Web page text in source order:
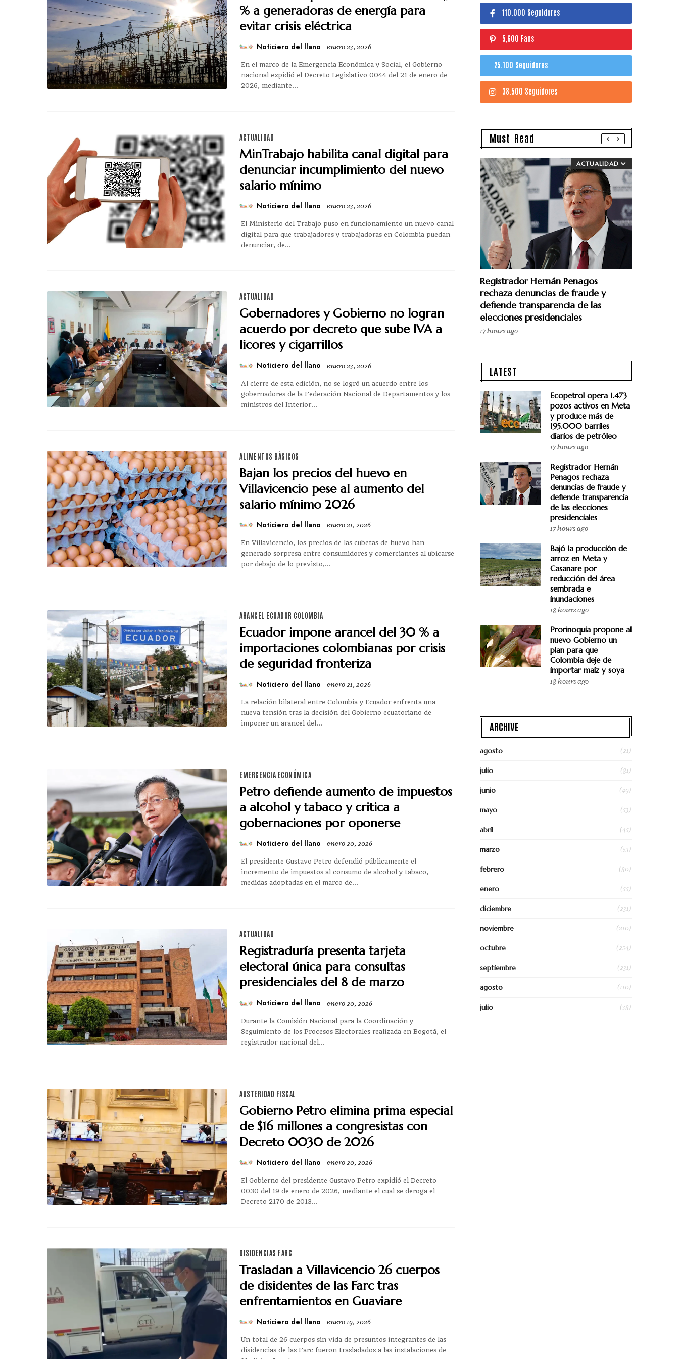
% a generadoras de energía para
evitar crisis eléctrica
Noticiero del llano enero 23, 2026
En el marco de la Emergencia Económica y Social, el Gobierno
nacional expidió el Decreto Legislativo 0044 del 21 de enero de
2026, mediante...
ACTUALIDAD
MinTrabajo habilita canal digital para
denunciar incumplimiento del nuevo
salario mínimo
Noticiero del llano enero 23, 2026
El Ministerio del Trabajo puso en funcionamiento un nuevo canal
digital para que trabajadores y trabajadoras en Colombia puedan
denunciar, de...
ACTUALIDAD
Gobernadores y Gobierno no logran
acuerdo por decreto que sube IVA a
licores y cigarrillos
Noticiero del llano enero 23, 2026
Al cierre de esta edición, no se logró un acuerdo entre los
gobernadores de la Federación Nacional de Departamentos y los
ministros del Interior...
ALIMENTOS BÁSICOS
Bajan los precios del huevo en
Villavicencio pese al aumento del
salario mínimo 2026
Noticiero del llano enero 21, 2026
En Villavicencio, los precios de las cubetas de huevo han
generado sorpresa entre consumidores y comerciantes al ubicarse
por debajo de lo previsto,...
ARANCEL ECUADOR COLOMBIA
Ecuador impone arancel del 30 % a
importaciones colombianas por crisis
de seguridad fronteriza
Noticiero del llano enero 21, 2026
La relación bilateral entre Colombia y Ecuador enfrenta una
nueva tensión tras la decisión del Gobierno ecuatoriano de
imponer un arancel del...
EMERGENCIA ECONÓMICA
Petro defiende aumento de impuestos
a alcohol y tabaco y critica a
gobernaciones por oponerse
Noticiero del llano enero 20, 2026
El presidente Gustavo Petro defendió públicamente el
incremento de impuestos al consumo de alcohol y tabaco,
medidas adoptadas en el marco de...
ACTUALIDAD
Registraduría presenta tarjeta
electoral única para consultas
presidenciales del 8 de marzo
Noticiero del llano enero 20, 2026
Durante la Comisión Nacional para la Coordinación y
Seguimiento de los Procesos Electorales realizada en Bogotá, el
registrador nacional del...
AUSTERIDAD FISCAL
Gobierno Petro elimina prima especial
de $16 millones a congresistas con
Decreto 0030 de 2026
Noticiero del llano enero 20, 2026
El Gobierno del presidente Gustavo Petro expidió el Decreto
0030 del 19 de enero de 2026, mediante el cual se deroga el
Decreto 2170 de 2013...
DISIDENCIAS FARC
Trasladan a Villavicencio 26 cuerpos
de disidentes de las Farc tras
enfrentamientos en Guaviare
Noticiero del llano enero 19, 2026
Un total de 26 cuerpos sin vida de presuntos integrantes de las
disidencias de las Farc fueron trasladados a las instalaciones de
110.000 Seguidores
5,600 Fans
25.100 Seguidores
38.500 Seguidores
Must Read
ACTUALIDAD
Registrador Hernán Penagos
rechaza denuncias de fraude y
defiende transparencia de las
elecciones presidenciales
17 hours ago
LATEST
Ecopetrol opera 1.473
pozos activos en Meta
y produce más de
195.000 barriles
diarios de petróleo
17 hours ago
Registrador Hernán
Penagos rechaza
denuncias de fraude y
defiende transparencia
de las elecciones
presidenciales
17 hours ago
Bajó la producción de
arroz en Meta y
Casanare por
reducción del área
sembrada e
inundaciones
18 hours ago
Prorinoquia propone al
nuevo Gobierno un
plan para que
Colombia deje de
importar maíz y soya
18 hours ago
ARCHIVE
agosto (21)
julio (81)
junio (49)
mayo (53)
abril (45)
marzo (53)
febrero (80)
enero (55)
diciembre (231)
noviembre (210)
octubre (254)
septiembre (231)
agosto (110)
julio (38)